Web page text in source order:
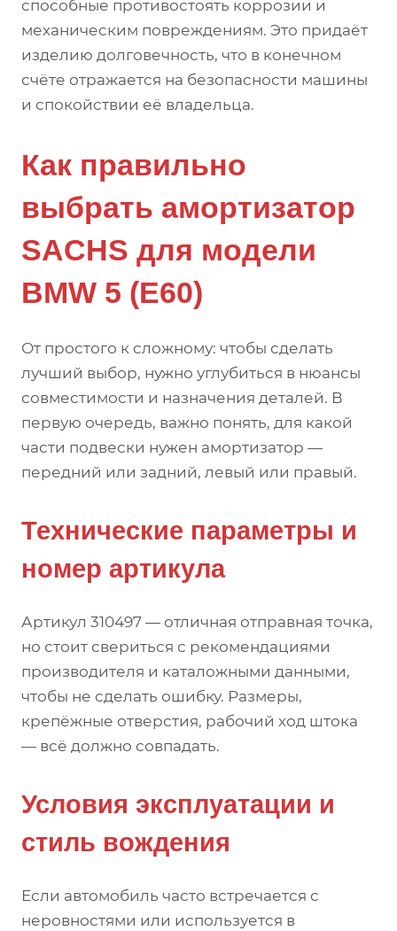
способные противостоять коррозии и
механическим повреждениям. Это придаёт
изделию долговечность, что в конечном
счёте отражается на безопасности машины
и спокойствии её владельца.
Как правильно
выбрать амортизатор
SACHS для модели
BMW 5 (E60)
От простого к сложному: чтобы сделать
лучший выбор, нужно углубиться в нюансы
совместимости и назначения деталей. В
первую очередь, важно понять, для какой
части подвески нужен амортизатор —
передний или задний, левый или правый.
Технические параметры и
номер артикула
Артикул 310497 — отличная отправная точка,
но стоит свериться с рекомендациями
производителя и каталожными данными,
чтобы не сделать ошибку. Размеры,
крепёжные отверстия, рабочий ход штока
— всё должно совпадать.
Условия эксплуатации и
стиль вождения
Если автомобиль часто встречается с
неровностями или используется в